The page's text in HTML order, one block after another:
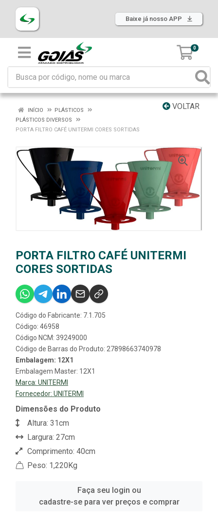
Baixe já nosso APP
0
VOLTAR
INÍCIO
PLÁSTICOS
PLÁSTICOS DIVERSOS
PORTA FILTRO CAFÉ UNITERMI CORES SORTIDAS
PORTA FILTRO CAFÉ UNITERMI
CORES SORTIDAS
Código do Fabricante: 7.1.705
Código: 46958
Código NCM: 39249000
Código de Barras do Produto: 27898663740978
Embalagem: 12X1
Embalagem Master: 12X1
Marca: UNITERMI
Fornecedor: UNITERMI
Dimensões do Produto
Altura: 31cm
Largura: 27cm
Comprimento: 40cm
Peso: 1,220Kg
Faça seu login ou
cadastre-se para ver preços e comprar